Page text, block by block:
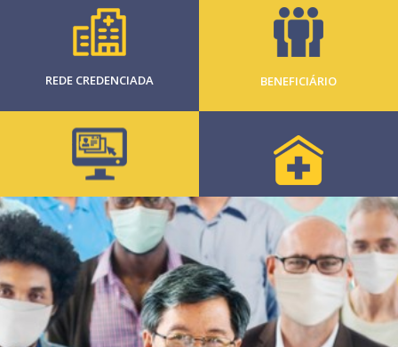
REDE CREDENCIADA BENEFICIÁRIO
CLIENTE
PESSOA JURÍDICA CREDENCIADO